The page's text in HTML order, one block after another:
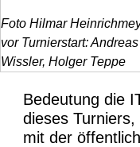
Foto Hilmar
vor Turnierstart:
Wissler, Holger Teppe
Bedeutung die
dieses
mit der